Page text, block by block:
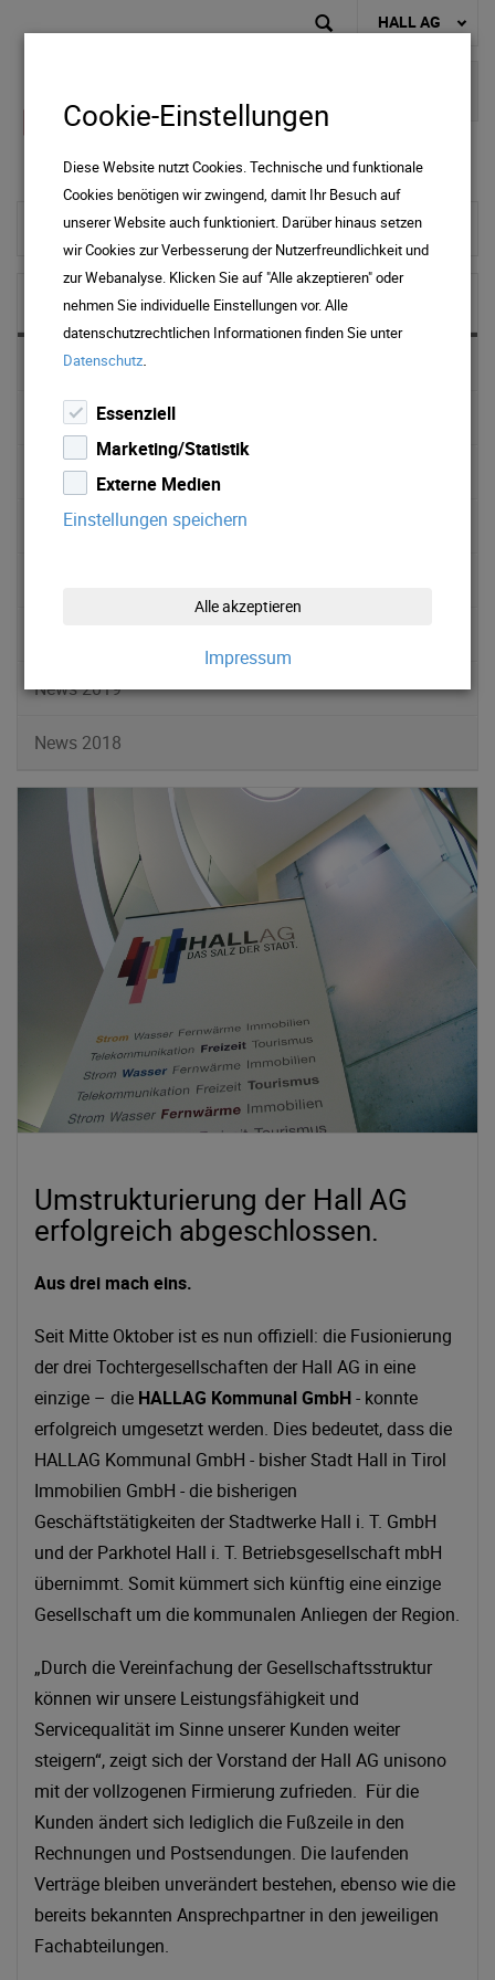
HALL AG
zur Startseite
Umstrukturierung der Hall AG
erfolgreich abgeschlossen.
Aus drei mach eins.
Seit Mitte Oktober ist es nun offiziell: die Fusionierung
der drei Tochtergesellschaften der Hall AG in eine
einzige – die HALLAG Kommunal GmbH- konnte
erfolgreich umgesetzt werden. Dies bedeutet, dass die
HALLAG Kommunal GmbH - bisher Stadt Hall in Tirol
Immobilien GmbH - die bisherigen
Geschäftstätigkeiten der Stadtwerke Hall i. T. GmbH
und der Parkhotel Hall i. T. Betriebsgesellschaft mbH
übernimmt. Somit kümmert sich künftig eine einzige
Gesellschaft um die kommunalen Anliegen der Region.
„Durch die Vereinfachung der Gesellschaftsstruktur
können wir unsere Leistungsfähigkeit und
Servicequalität im Sinne unserer Kunden weiter
steigern“, zeigt sich der Vorstand der Hall AG unisono
mit der vollzogenen Firmierung zufrieden. Für die
Kunden ändert sich lediglich die Fußzeile in den
Rechnungen und Postsendungen. Die laufenden
Verträge bleiben unverändert bestehen, ebenso wie die
bereits bekannten Ansprechpartner in den jeweiligen
Fachabteilungen.
NEWS & MEDIA
News 2025
News 2024
News 2023
News 2022
News 2019
News 2018
Cookie-Einstellungen
Diese Website nutzt Cookies. Technische und funktionale
Cookies benötigen wir zwingend, damit Ihr Besuch auf
unserer Website auch funktioniert. Darüber hinaus setzen
wir Cookies zur Verbesserung der Nutzerfreundlichkeit und
zur Webanalyse. Klicken Sie auf "Alle akzeptieren" oder
nehmen Sie individuelle Einstellungen vor. Alle
datenschutzrechtlichen Informationen finden Sie unter
Datenschutz.
Essenziell
Marketing/Statistik
Externe Medien
Einstellungen speichern
Alle akzeptieren
Impressum